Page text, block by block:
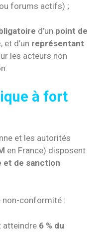
forums actifs) ;
d’un point de
, et d’un représentant
les acteurs non
à fort
et les autorités
en France) disposent
et de sanction
non-conformité :
atteindre 6 % du